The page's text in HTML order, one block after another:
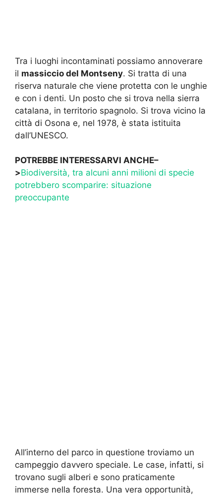
Tra i luoghi incontaminati possiamo annoverare
il massiccio del Montseny. Si tratta di una
riserva naturale che viene protetta con le unghie
e con i denti. Un posto che si trova nella sierra
catalana, in territorio spagnolo. Si trova vicino la
città di Osona e, nel 1978, è stata istituita
dall’UNESCO.
POTREBBE INTERESSARVI ANCHE–
>Biodiversità, tra alcuni anni milioni di specie
potrebbero scomparire: situazione
preoccupante
All’interno del parco in questione troviamo un
campeggio davvero speciale. Le case, infatti, si
trovano sugli alberi e sono praticamente
immerse nella foresta. Una vera opportunità,